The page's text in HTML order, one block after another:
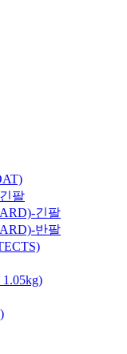
팔
긴팔
반팔